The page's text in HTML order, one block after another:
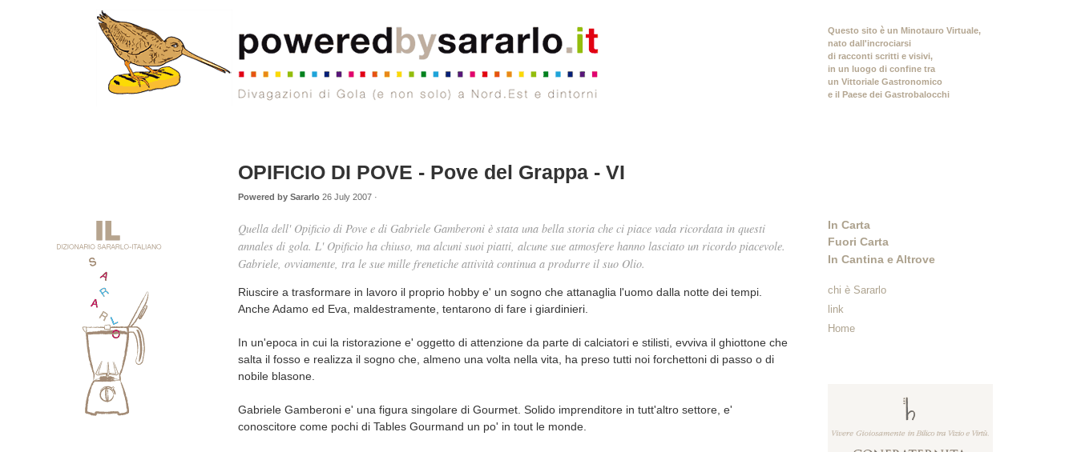
OPIFICIO DI POVE - Pove del Grappa - VI
Powered by Sararlo26 July 2007 ·
Quella dell' Opificio di Pove e di Gabriele Gamberoni è stata una bella storia che ci piace vada ricordata in questi
annales di gola. L' Opificio ha chiuso, ma alcuni suoi piatti, alcune sue atmosfere hanno lasciato un ricordo piacevole.
Gabriele, ovviamente, tra le sue mille frenetiche attività continua a produrre il suo Olio.
Riuscire a trasformare in lavoro il proprio hobby e' un sogno che attanaglia l'uomo dalla notte dei tempi.
Anche Adamo ed Eva, maldestramente, tentarono di fare i giardinieri.
In un'epoca in cui la ristorazione e' oggetto di attenzione da parte di calciatori e stilisti, evviva il ghiottone che
salta il fosso e realizza il sogno che, almeno una volta nella vita, ha preso tutti noi forchettoni di passo o di
nobile blasone.
Gabriele Gamberoni e' una figura singolare di Gourmet. Solido imprenditore in tutt'altro settore, e'
conoscitore come pochi di Tables Gourmand un po' in tout le monde.
Questo sito è un Minotauro Virtuale,
nato dall'incrociarsi
di racconti scritti e visivi,
in un luogo di confine tra
un Vittoriale Gastronomico
e il Paese dei Gastrobalocchi
In Carta
Fuori Carta
In Cantina e Altrove
chi è Sararlo
link
Home